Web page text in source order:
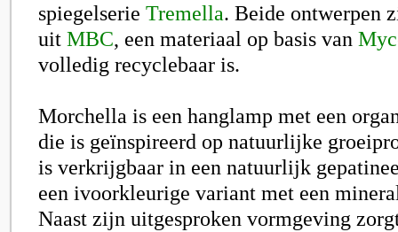
spiegelserie Tremella. Beide ontwerpen
uit MBC, een materiaal op basis van
volledig recyclebaar is.
Morchella is een hanglamp met een
die is geïnspireerd op natuurlijke
is verkrijgbaar in een natuurlijk
een ivoorkleurige variant met een
Naast zijn uitgesproken vormgeving